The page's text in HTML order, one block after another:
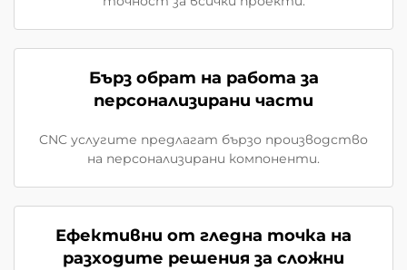
Бърз обрат на работа за
персонализирани части
CNC услугите предлагат бързо производство
на персонализирани компоненти.
Ефективни от гледна точка на
разходите решения за сложни